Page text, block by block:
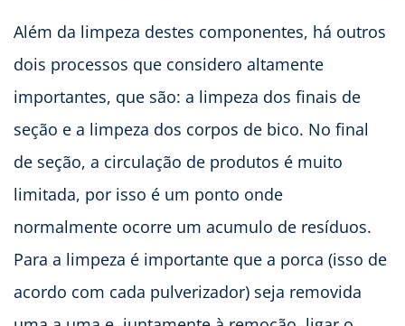
Além da limpeza destes componentes, há outros
dois processos que considero altamente
importantes, que são: a limpeza dos finais de
seção e a limpeza dos corpos de bico. No final
de seção, a circulação de produtos é muito
limitada, por isso é um ponto onde
normalmente ocorre um acumulo de resíduos.
Para a limpeza é importante que a porca (isso de
acordo com cada pulverizador) seja removida